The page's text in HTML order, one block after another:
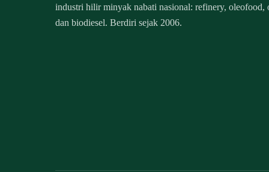
industri hilir minyak nabati nasional: refinery, oleofood,
dan biodiesel. Berdiri sejak 2006.